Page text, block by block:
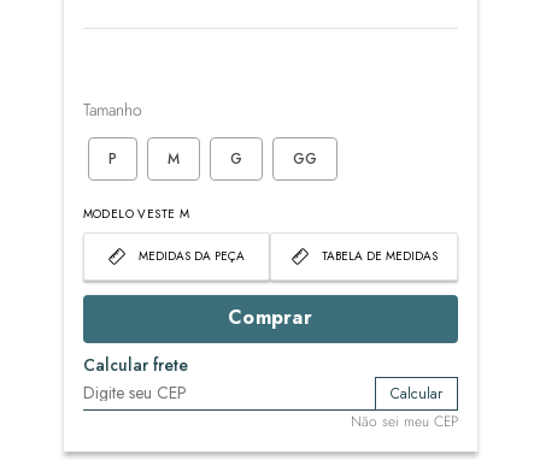
Tamanho
P M G GG
MODELO VESTE M
MEDIDAS DA PEÇA TABELA DE MEDIDAS
Comprar
Calcular frete
Calcular
Não sei meu CEP